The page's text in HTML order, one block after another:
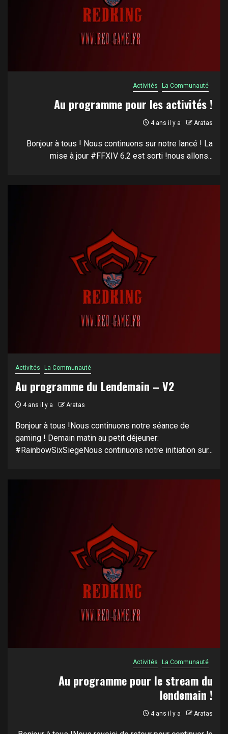
Activités La Communauté
Au programme pour les activités !
4 ans il y a Aratas
Bonjour à tous ! Nous continuons sur notre lancé ! La
mise à jour #FFXIV 6.2 est sorti !nous allons...
Activités La Communauté
Au programme du Lendemain – V2
4 ans il y a Aratas
Bonjour à tous !Nous continuons notre séance de
gaming ! Demain matin au petit déjeuner:
#RainbowSixSiegeNous continuons notre initiation sur...
Activités La Communauté
Au programme pour le stream du
lendemain !
4 ans il y a Aratas